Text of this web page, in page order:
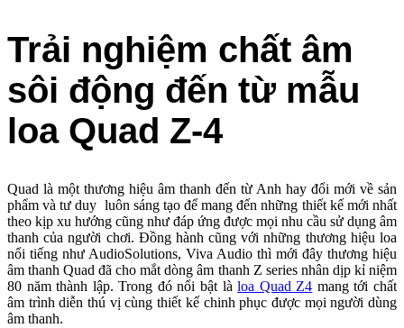
Trải nghiệm chất âm
sôi động đến từ mẫu
loa Quad Z-4
Quad là một thương hiệu âm thanh đến từ Anh hay đổi mới về sản
phẩm và tư duy luôn sáng tạo để mang đến những thiết kế mới nhất
theo kịp xu hướng cũng như đáp ứng được mọi nhu cầu sử dụng âm
thanh của người chơi. Đồng hành cũng với những thương hiệu loa
nổi tiếng như AudioSolutions, Viva Audio thì mới đây thương hiệu
âm thanh Quad đã cho mắt dòng âm thanh Z series nhân dịp kỉ niệm
80 năm thành lập. Trong đó nổi bật làloa Quad Z4 mang tới chất
âm trình diễn thú vị cùng thiết kế chinh phục được mọi người dùng
âm thanh.